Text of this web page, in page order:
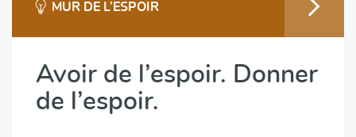
MUR DE L’ESPOIR
Avoir de l’espoir. Donner
de l’espoir.